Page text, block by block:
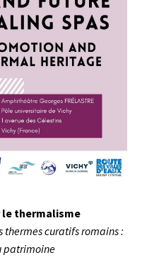
le thermalisme
thermes curatifs romains :
patrimoine